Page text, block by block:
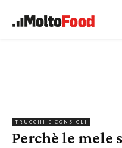
TRUCCHI E CONSIGLI
Perchè le mele